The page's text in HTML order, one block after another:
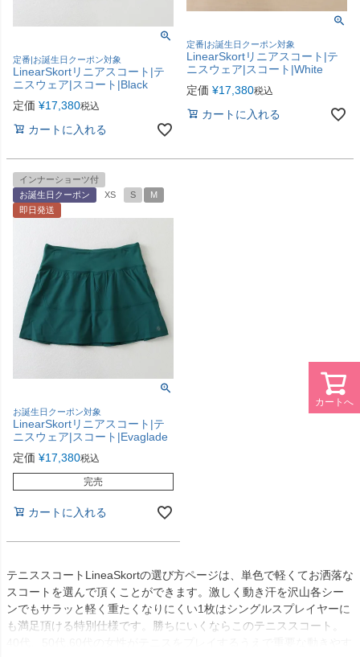
定番|お誕生日クーポン対象
LinearSkortリニアスコート|テ
ニスウェア|スコート|Black
定価 ¥17,380税込
カートに入れる
定番|お誕生日クーポン対象
LinearSkortリニアスコート|テ
ニスウェア|スコート|White
定価 ¥17,380税込
カートに入れる
インナーショーツ付
お誕生日クーポン
XS S
M
即日発送
お誕生日クーポン対象
LinearSkortリニアスコート|テ
ニスウェア|スコート|Evaglade
定価 ¥17,380税込
完売
カートに入れる
テニススコートLineaSkortの選び方ページは、単色で軽くてお洒落な
スコートを選んで頂くことができます。激しく動き汗を沢山各シー
ンでもサラッと軽く重たくなりにくい1枚はシングルスプレイヤーに
も満足頂ける特別仕様です。勝ちにいくならこのテニススコート。
カートへ